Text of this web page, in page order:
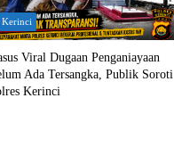
Kerinci
Viral Dugaan Penganiayaan
Ada Tersangka, Publik Soroti
Kerinci